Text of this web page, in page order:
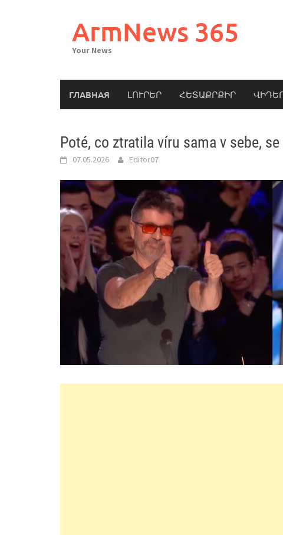
ArmNews 365
Your News
ГЛАВНАЯ ԼՈՒՐԵՐ ՀԵՏԱՔՐՔԻՐ
Poté, co ztratila víru sama v sebe,
07.05.2026 Editor07